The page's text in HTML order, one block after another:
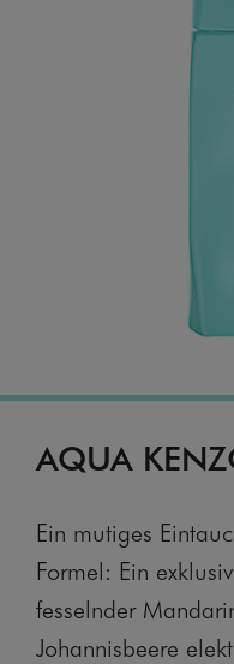
AQUA
Ein mutiges
Formel: Ein
fesselnder
Johannisbeere